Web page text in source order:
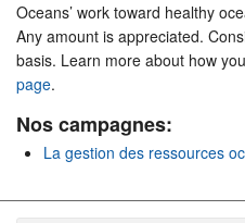
Oceans’ work toward healthy
Any amount is appreciated.
basis. Learn more about how
page.
Nos campagnes:
La gestion des ressources